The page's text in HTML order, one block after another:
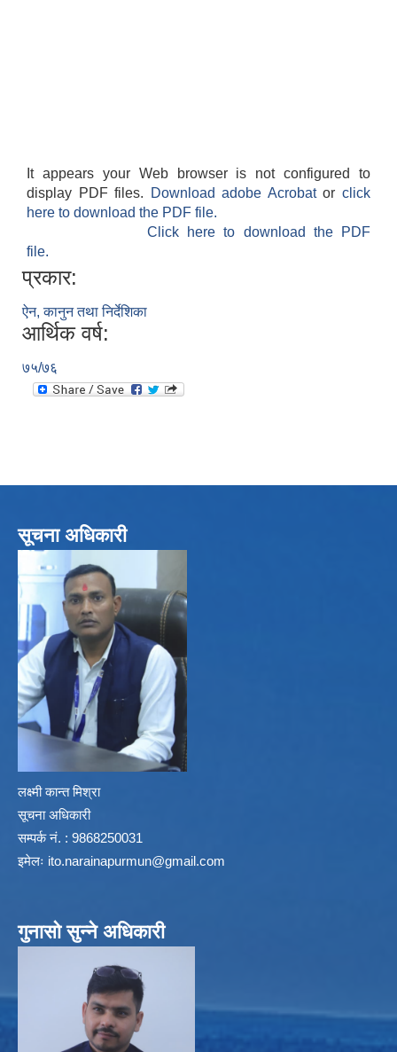
It appears your Web browser is not configured to
display PDF files.
Download adobe Acrobatorclick
here to download the PDF file.
Click here to download the PDF
file.
प्रकार:
ऐन, कानुन तथा निर्देशिका
आर्थिक वर्ष:
७५/७६
सूचना अधिकारी
लक्ष्मी कान्त मिश्रा
सूचना अधिकारी
सम्पर्क नं. : 9868250031
इमेलः ito.narainapurmun@gmail.com
गुनासो सुन्ने अधिकारी